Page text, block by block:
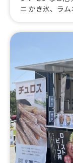
ニ かき氷、ラ